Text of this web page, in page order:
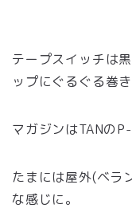
テープスイッチは
ップにぐるぐる巻
マガジンはTANの
たまには屋外(ベラ
な感じに。